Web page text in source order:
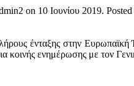
on 10 Ιουνίου 2019.
ένταξης στην
κοινής ενημέρωσης με τον